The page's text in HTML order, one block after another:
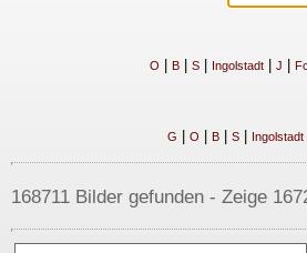
O B| S| Ingolstadt| J Fc
G O B| S| Ingolstadt|
168711 Bilder gefunden - Zeige